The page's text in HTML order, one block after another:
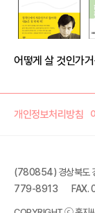
어떻게 살 것인가
개인정보처리방침
(780854) 경상북도
779-8913